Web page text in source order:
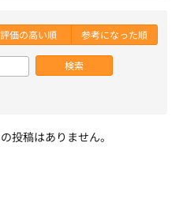
評価の高い順 参考になった順
検索
投稿はありません。